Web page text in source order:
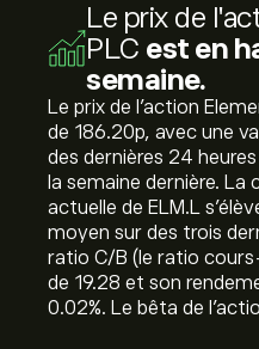
Le prix de
PLC est en
semaine.
Le prix de l'action
de 186.20‎p‎, avec une
des dernières 24
la semaine dernière.
actuelle de ELM.L
moyen sur des trois
ratio C/B (le ratio
de 19.28 et son
0.02%. Le bêta de